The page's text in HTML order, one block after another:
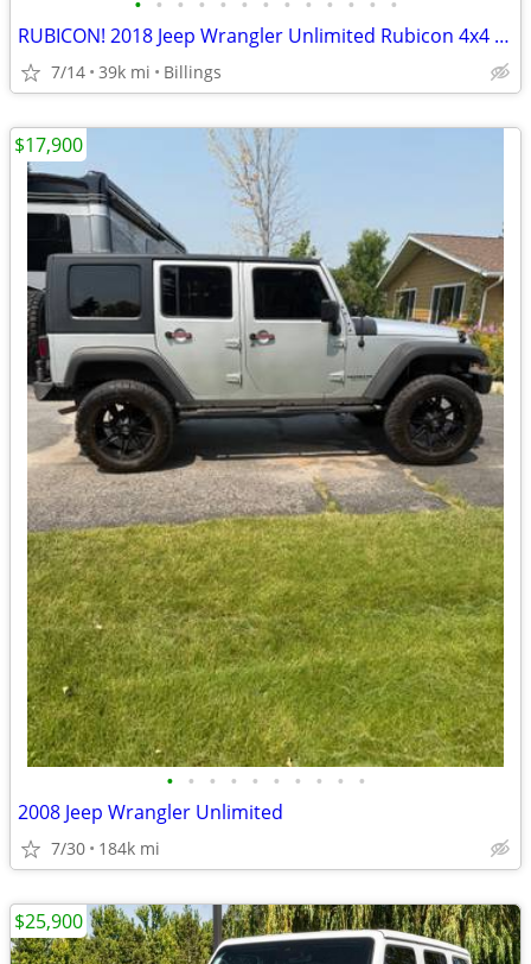
RUBICON! 2018 Jeep Wrangler Unlimited Rubicon 4x4 $500Down $498mo OAC
7/14 39k mi Billings
• • • • • • • • • •
2008 Jeep Wrangler Unlimited
7/30 184k mi
$17,900
$25,900